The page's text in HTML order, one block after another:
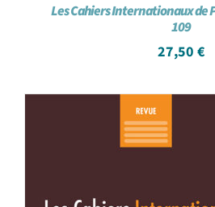
Les Cahiers Internationaux de
109
27,50 €